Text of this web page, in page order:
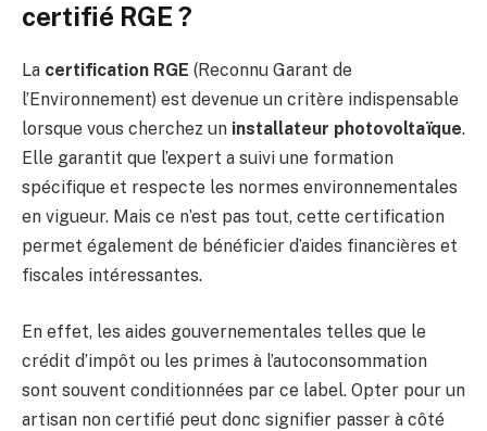
certifié RGE ?
La certification RGE (Reconnu Garant de
l’Environnement) est devenue un critère indispensable
lorsque vous cherchez un installateur photovoltaïque.
Elle garantit que l’expert a suivi une formation
spécifique et respecte les normes environnementales
en vigueur. Mais ce n’est pas tout, cette certification
permet également de bénéficier d’aides financières et
fiscales intéressantes.
En effet, les aides gouvernementales telles que le
crédit d’impôt ou les primes à l’autoconsommation
sont souvent conditionnées par ce label. Opter pour un
artisan non certifié peut donc signifier passer à côté